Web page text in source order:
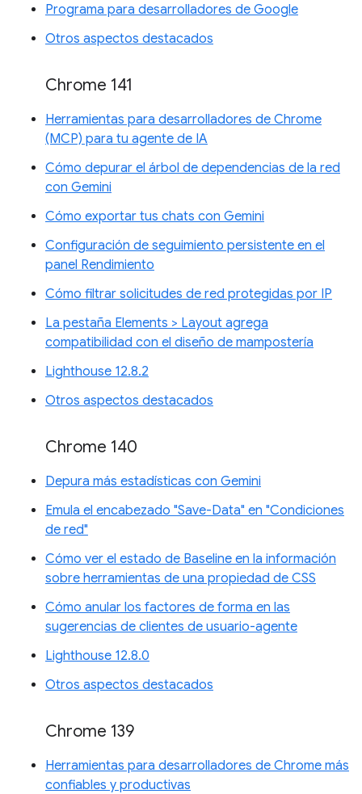
Programa para desarrolladores de Google
Otros aspectos destacados
Chrome 141
Herramientas para desarrolladores de Chrome
(MCP) para tu agente de IA
Cómo depurar el árbol de dependencias de la red
con Gemini
Cómo exportar tus chats con Gemini
Configuración de seguimiento persistente en el
panel Rendimiento
Cómo filtrar solicitudes de red protegidas por IP
La pestaña Elements > Layout agrega
compatibilidad con el diseño de mampostería
Lighthouse 12.8.2
Otros aspectos destacados
Chrome 140
Depura más estadísticas con Gemini
Emula el encabezado "Save-Data" en "Condiciones
de red"
Cómo ver el estado de Baseline en la información
sobre herramientas de una propiedad de CSS
Cómo anular los factores de forma en las
sugerencias de clientes de usuario-agente
Lighthouse 12.8.0
Otros aspectos destacados
Chrome 139
Herramientas para desarrolladores de Chrome más
confiables y productivas